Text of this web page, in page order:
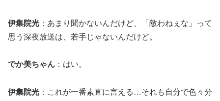
伊集院光 ：あまり聞かないんだけど、「敵わねぇな」って
思う深夜放送は、若手じゃないんだけど。
でか美ちゃん ：はい。
伊集院光 ：これが一番素直に言える…それも自分で色々分